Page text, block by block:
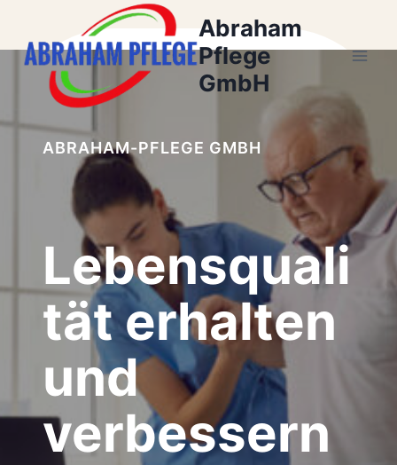
springen
Abraham
Pflege
GmbH
ABRAHAM-PFLEGE GMBH
Lebensquali
tät erhalten
und
verbessern